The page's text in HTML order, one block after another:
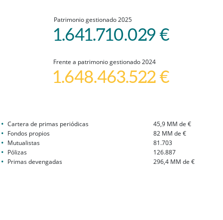
Patrimonio gestionado 2025
1.641.710.029 €
Frente a patrimonio gestionado 2024
1.648.463.522 €
Cartera de primas periódicas
45,9 MM de €
Fondos propios
82 MM de €
Mutualistas
81.703
Pólizas
126.887
Primas devengadas
296,4 MM de €